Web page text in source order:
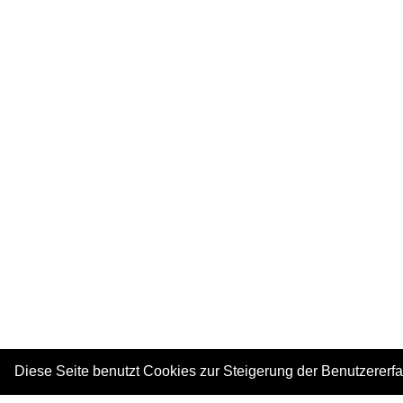
Diese Seite benutzt Cookies zur Steigerung der